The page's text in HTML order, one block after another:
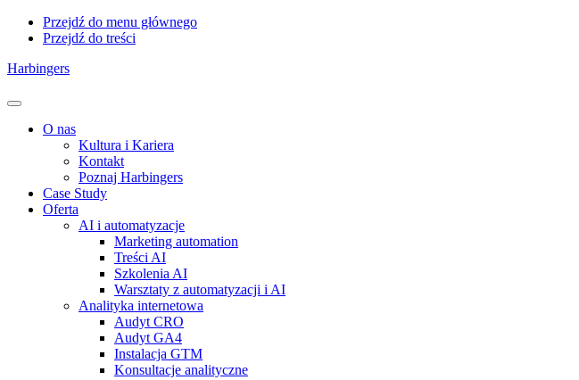
Przejdź do menu głównego
Przejdź do treści
Harbingers
Menu
O nas
Kultura i Kariera
Kontakt
Poznaj Harbingers
Case Study
Oferta
AI i automatyzacje
Marketing automation
Treści AI
Szkolenia AI
Warsztaty z automatyzacji i AI
Analityka internetowa
Audyt CRO
Audyt GA4
Instalacja GTM
Konsultacje analityczne